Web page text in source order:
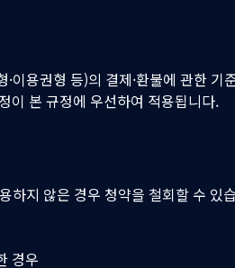
이용권형 등)의 결제·환불에 관한 기
이 본 규정에 우선하여 적용됩니다.
하지 않은 경우 청약을 철회할 수 있
경우